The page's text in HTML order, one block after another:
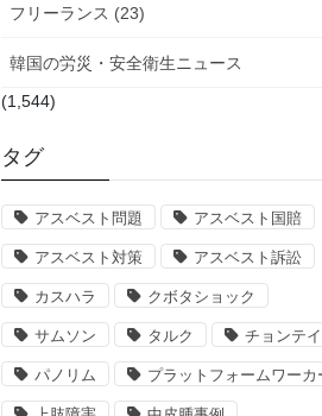
フリーランス (23)
韓国の労災・安全衛生ニュース
(1,544)
タグ
アスベスト問題 アスベスト国賠
アスベスト対策 アスベスト訴訟
カスハラ クボタショック
サムソン タルク チョンテ
パノリム プラットフォームワーカ